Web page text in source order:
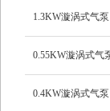
1.3KW漩涡式气泵
0.55KW漩涡式气
0.4KW漩涡式气泵